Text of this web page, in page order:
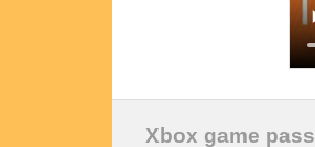
Xbox game pass